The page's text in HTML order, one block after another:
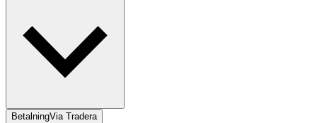
BetalningVia Tradera